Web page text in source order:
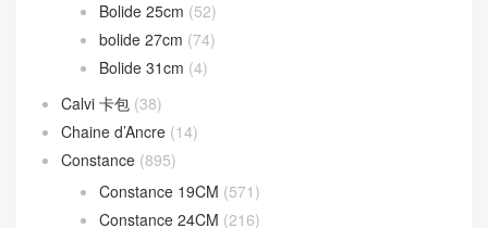
Birkin 30CM (595)
Birkin 35CM (84)
Birkin Shadow
Bolide(224)
Bolide 1923 Mini(93)
Bolide 25cm(52)